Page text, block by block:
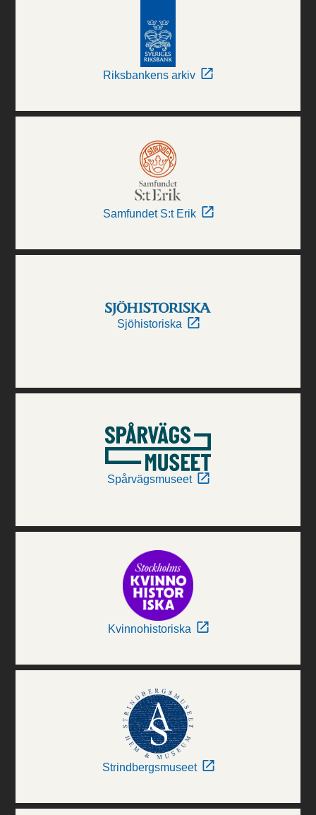
Riksbankens arkiv
Samfundet S:t Erik
Sjöhistoriska
Spårvägsmuseet
Kvinnohistoriska
Strindbergsmuseet